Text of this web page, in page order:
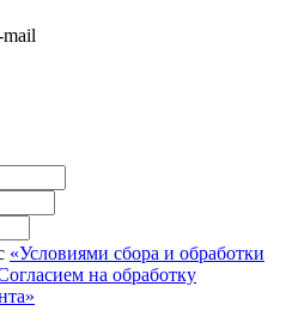
«Условиями сбора и обработки
на обработку